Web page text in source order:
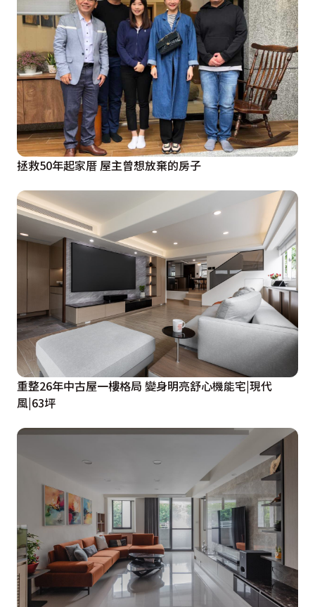
拯救50年起家厝 屋主曾想放棄的房子
重整26年中古屋一樓格局 變身明亮舒心機能宅|現代
風|63坪